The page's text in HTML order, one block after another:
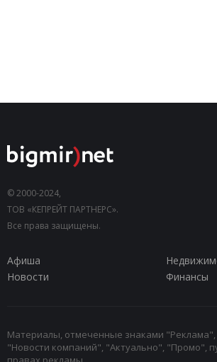
© 2000-2024,
ТОВ «КЕПРЕЙТ ПАРТНЕРС».
Все права защищены.
Афиша
Новости
Финансы
Материалы, отмеченные знаками "Реклама",
"Новости компаний", "Актуально", "Промо",